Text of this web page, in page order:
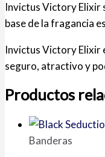
Invictus Victory Elixir
base de la fragancia
Invictus Victory Elixir
seguro, atractivo y
Productos
Banderas